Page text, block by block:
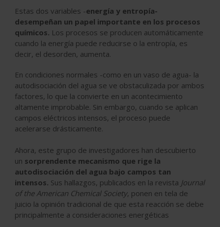
Estas dos variables -energía y entropía-
desempeñan un papel importante en los procesos
químicos. Los procesos se producen automáticamente
cuando la energía puede reducirse o la entropía, es
decir, el desorden, aumenta.
En condiciones normales -como en un vaso de agua- la
autodisociación del agua se ve obstaculizada por ambos
factores, lo que la convierte en un acontecimiento
altamente improbable. Sin embargo, cuando se aplican
campos eléctricos intensos, el proceso puede
acelerarse drásticamente.
Ahora, este grupo de investigadores han descubierto
un sorprendente mecanismo que rige la
autodisociación del agua bajo campos tan
intensos. Sus hallazgos, publicados en la revista Journal
of the American Chemical Society, ponen en tela de
juicio la opinión tradicional de que esta reacción se debe
principalmente a consideraciones energéticas